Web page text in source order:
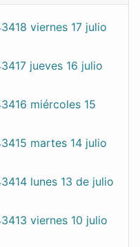
viernes 17 julio
jueves 16 julio
miércoles 15
martes 14 julio
lunes 13 de julio
viernes 10 julio